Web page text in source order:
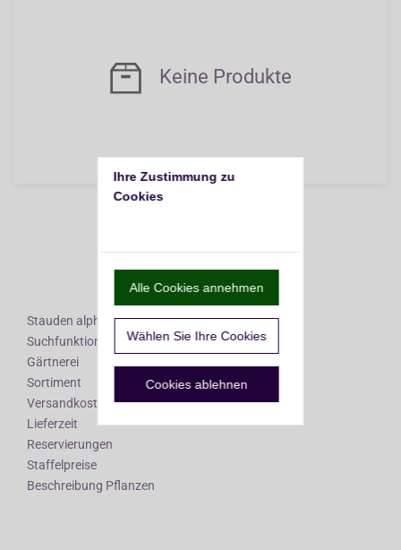
Keine Produkte
Stauden alphabetisch
Suchfunktionen
Gärtnerei
Sortiment
Versandkosten
Lieferzeit
Reservierungen
Staffelpreise
Beschreibung Pflanzen
Ihre Zustimmung zu
Cookies
Alle Cookies annehmen
Wählen Sie Ihre Cookies
Cookies ablehnen